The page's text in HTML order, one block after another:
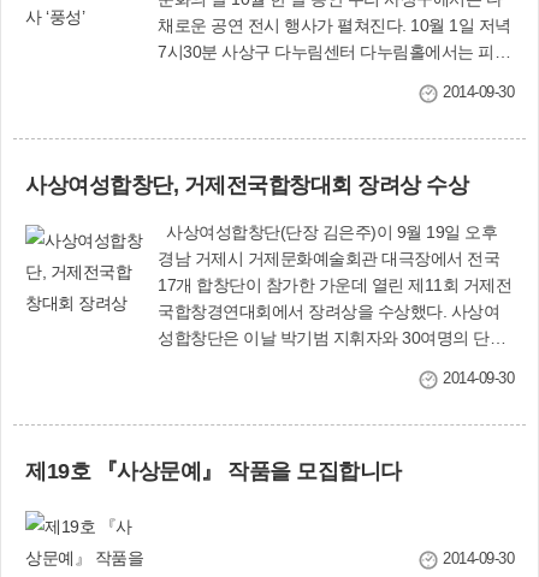
채로운 공연 전시 행사가 펼쳐진다. 10월 1일 저녁
7시30분 사상구 다누림센터 다누림홀에서는 피아
(街樂) 콘서트’가 열려 가족과 함께 다양한 길거리
떼 야외무대에서는 ‘사상강변청소년가요제 결
선’이 진행되며, 25일 오후 3시 경전철 사상역 앞
사상인디스테이션에서는 ‘제2회 사상청소년예술
제’가 펼쳐진다. 16일 저녁 7시 괘법동 르네시떼 앞
삼락천 음악분수대 야외무대에서는 ‘가을밤을 수
놓는 음악분수대 콘서트’가 마련된다. 가곡 대중화
를 이끈 국민 성악가 엄정행이 윈드오케스트라 등
과 호흡을 맞춰 ‘목련화’ 등 가을밤하늘을 아름답게
문화예술공장 사상 프로젝트’의 일환으로 사상문
지막 수요일 ‘문화가 있는 날’(10월 29일 저녁 7시
2014-09-30
사상여성합창단, 거제전국합창대회 장려상 수상
사상여성합창단(단장 김은주)이 9월 19일 오후
경남 거제시 거제문화예술회관 대극장에서 전국
17개 합창단이 참가한 가운데 열린 제11회 거제전
국합창경연대회에서 장려상을 수상했다. 사상여
성합창단은 이날 박기범 지휘자와 30여명의 단원
기 노래’를 불러 큰 박수를 받았다. 이에 앞서 지난
2014-09-30
제19호 『사상문예』 작품을 모집합니다
2014-09-30